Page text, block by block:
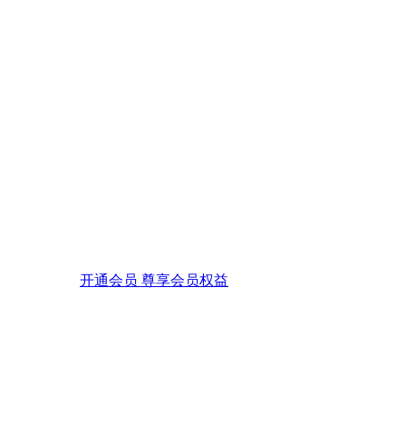
开通会员 尊享会员权益